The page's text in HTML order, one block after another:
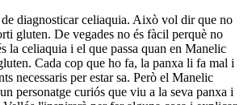
diagnosticar celiaquia. Això vol dir que no
gluten. De vegades no és fàcil perquè no
la celiaquia i el que passa quan en Manelic
Cada cop que ho fa, la panxa li fa mal i
necessaris per estar sa. Però el Manelic
personatge curiós que viu a la seva panxa i